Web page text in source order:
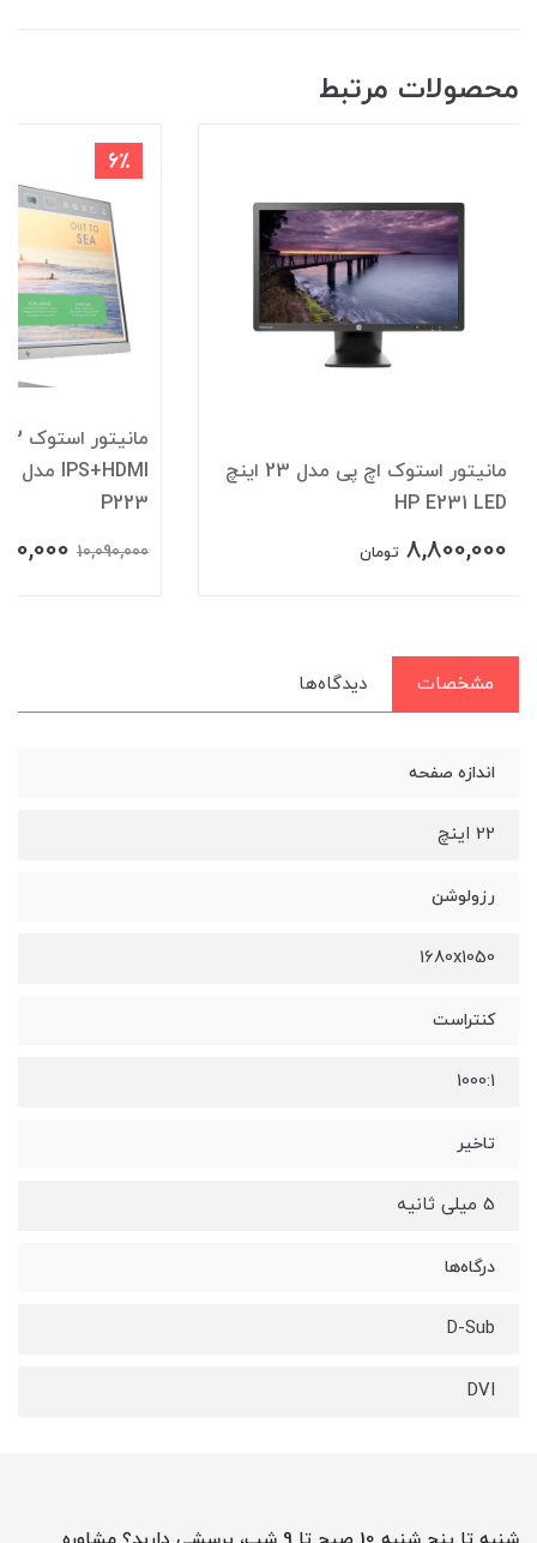
محصولات مرتبط
مانیتور استوک اچ پی مدل 23 اینچ
HP E231 LED
8,800,000 تومان
6٪
P223
10,090,000
مشخصات دیدگاه‌ها
اندازه صفحه
22 اینچ
رزولوشن
1680x1050
کنتراست
1000:1
تاخیر
5 میلی ثانیه
درگاه‌ها
D-Sub
DVI